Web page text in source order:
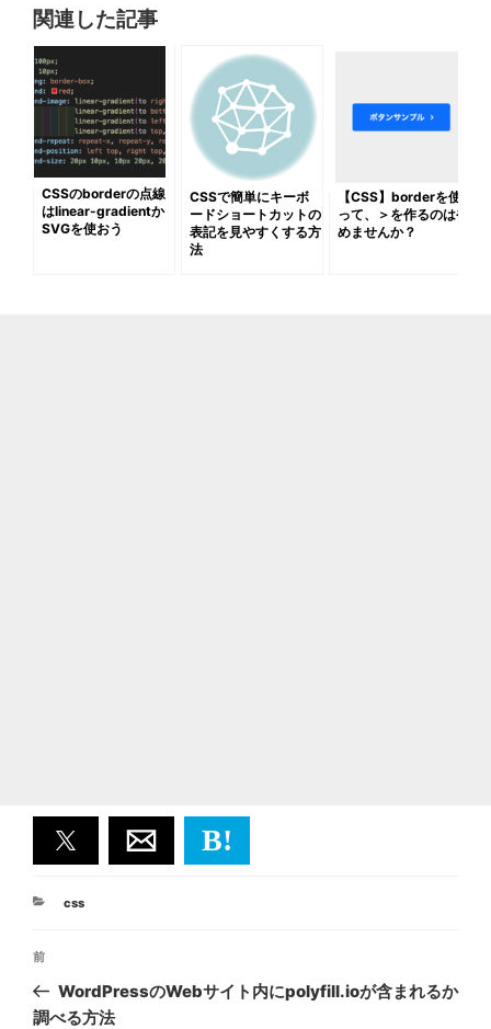
関連した記事
CSSのborderの点線
はlinear-gradientか
SVGを使おう
CSSで簡単にキーボ
ードショートカットの
表記を見やすくする方
法
【CSS】borderを使
って、＞を作るのはや
めませんか？
B!
カ
css
投
ナ
前
の
投
前
WordPressのWebサイト内にpolyfill.ioが含まれるか
調べる方法